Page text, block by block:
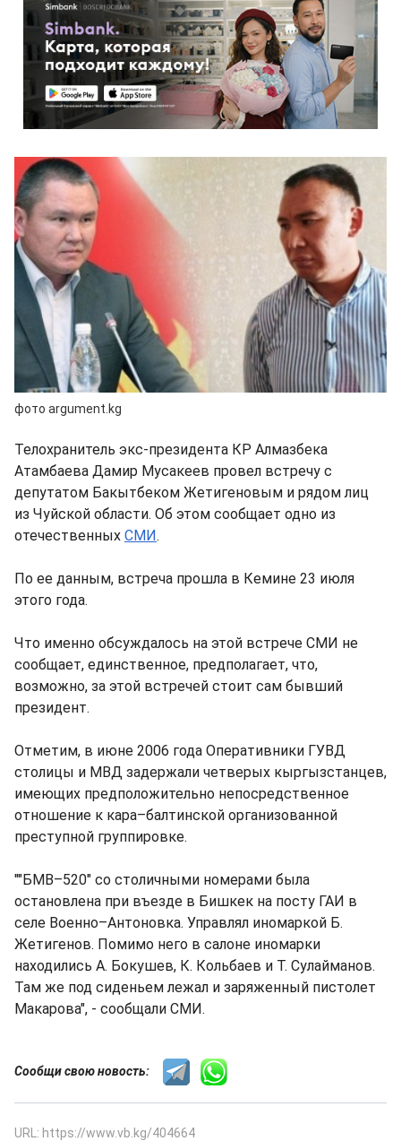
фото argument.kg
Телохранитель экс-президента КР Алмазбека
Атамбаева Дамир Мусакеев провел встречу с
депутатом Бакытбеком Жетигеновым и рядом лиц
из Чуйской области. Об этом сообщает одно из
отечественных СМИ.
По ее данным, встреча прошла в Кемине 23 июля
этого года.
Что именно обсуждалось на этой встрече СМИ не
сообщает, единственное, предполагает, что,
возможно, за этой встречей стоит сам бывший
президент.
Отметим, в июне 2006 года Оперативники ГУВД
столицы и МВД задержали четверых кыргызстанцев,
имеющих предположительно непосредственное
отношение к кара–балтинской организованной
преступной группировке.
""БМВ–520" со столичными номерами была
остановлена при въезде в Бишкек на посту ГАИ в
селе Военно–Антоновка. Управлял иномаркой Б.
Жетигенов. Помимо него в салоне иномарки
находились А. Бокушев, К. Кольбаев и Т. Сулайманов.
Там же под сиденьем лежал и заряженный пистолет
Макарова", - сообщали СМИ.
Сообщи свою новость:
URL: https://www.vb.kg/404664